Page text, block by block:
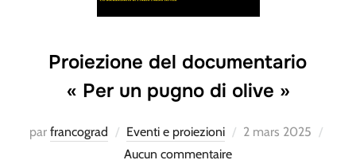
Proiezione del documentario
« Per un pugno di olive »
par francograd Eventi e proiezioni
Publié
2 mars 2025
Aucun commentaire